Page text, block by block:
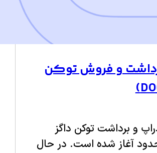
و فروش توکن
و برداشت توکن داگز
آغاز شده است. در حال